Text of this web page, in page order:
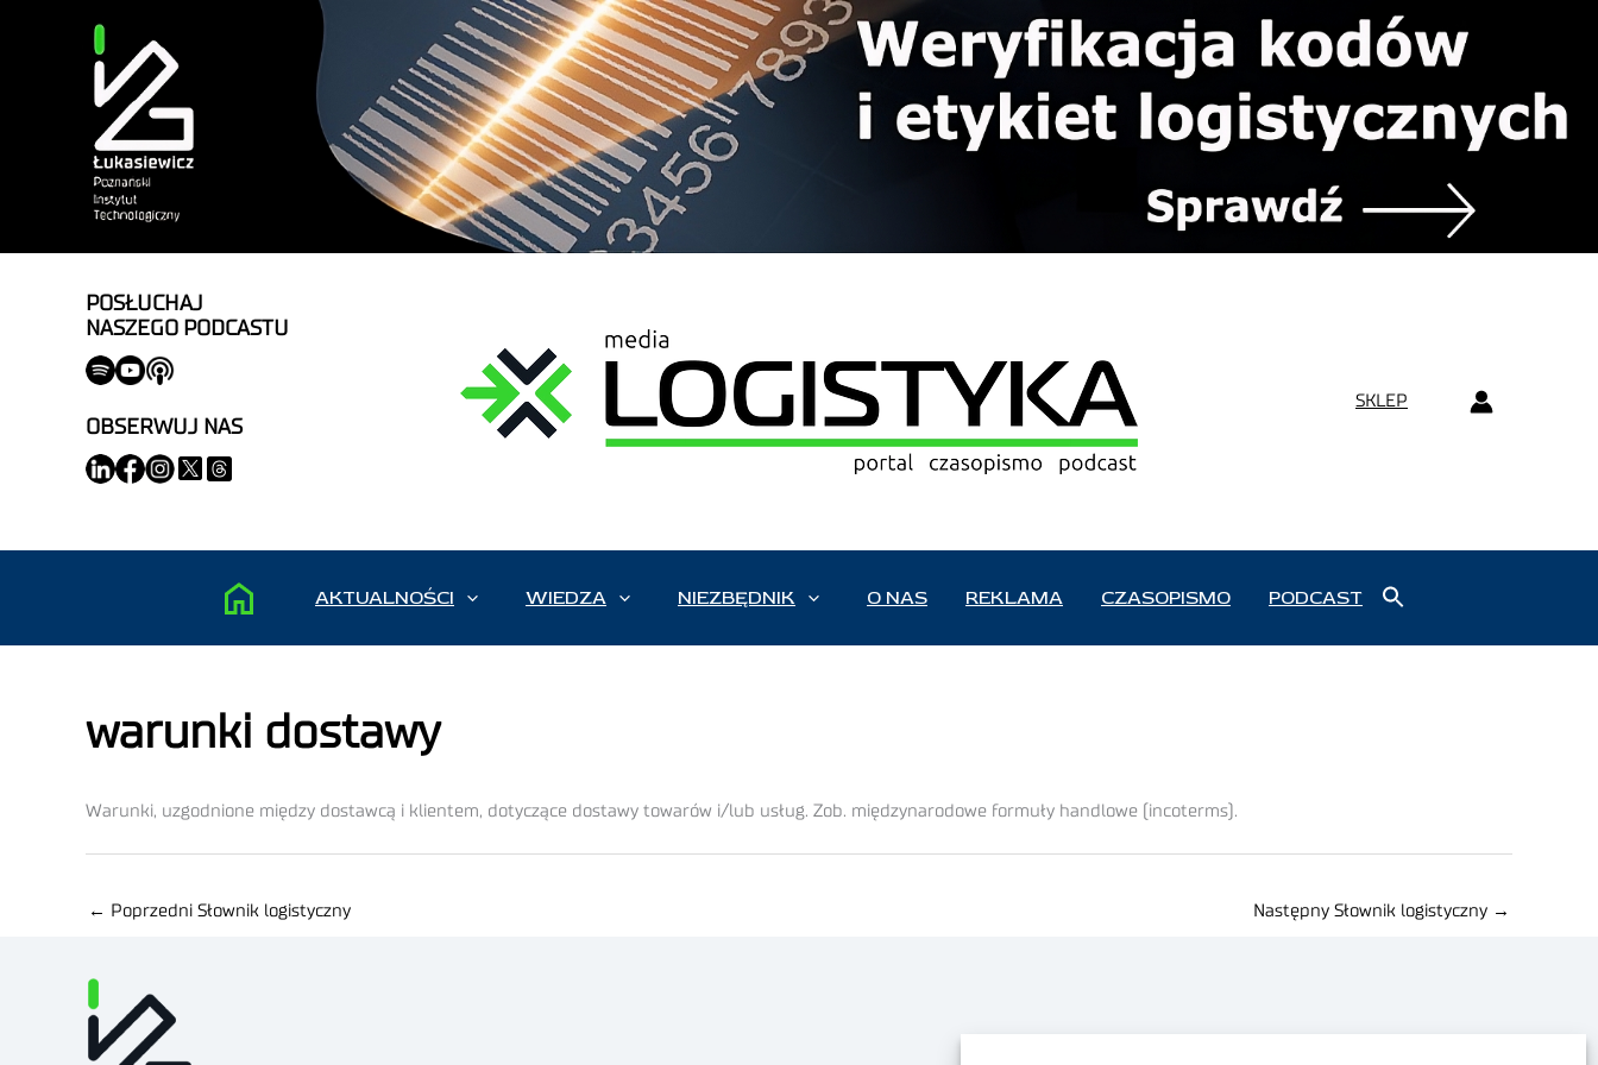
POSŁUCHAJ
NASZEGO PODCASTU
OBSERWUJ NAS
SKLEP
AKTUALNOŚCI WIEDZA NIEZBĘDNIK O NAS REKLAMA CZASOPISMO PODCAST
warunki dostawy
Warunki, uzgodnione między dostawcą i klientem, dotyczące dostawy towarów i/lub usług. Zob. międzynarodowe formuły handlowe (incoterms).
← Poprzedni Słownik logistyczny Następny Słownik logistyczny →